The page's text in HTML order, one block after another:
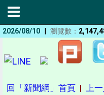
2026/08/10 | 瀏覽數：
回「新聞網」首頁 | 上一